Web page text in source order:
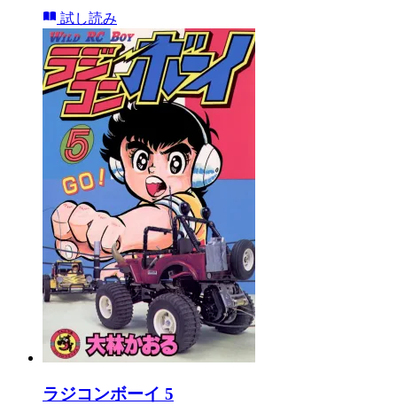
試し読み
ラジコンボーイ 5